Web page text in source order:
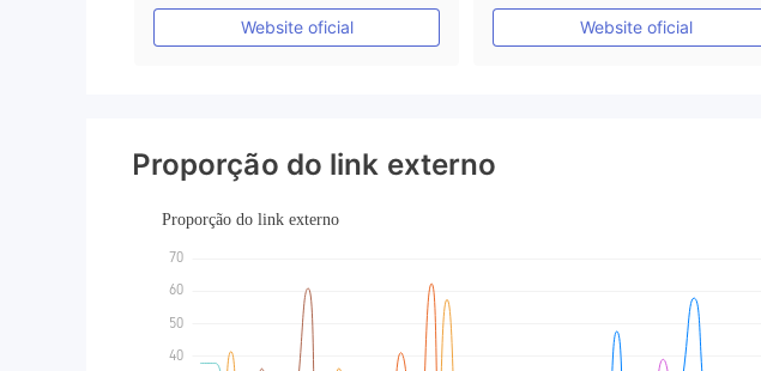
Etiqueta principal MT4
Website oficial
Etiqueta principal MT4
Website oficial
Proporção do link externo